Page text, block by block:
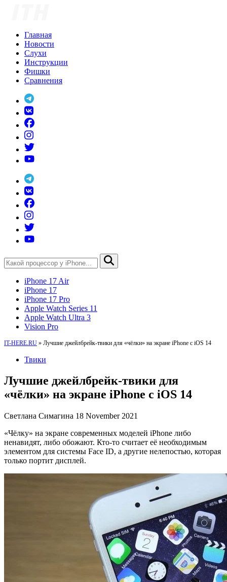
Главная
Новости
Слухи
Инструкции
Фишки
Сравнения
iPhone 17 Air
iPhone 17
iPhone 17 Pro
Apple Watch Series 11
Apple Watch Ultra 3
Vision Pro
IT-HERE.RU » Лучшие джейлбрейк-твики для «чёлки» на экране iPhone с iOS 14
Твики
Лучшие джейлбрейк-твики для
«чёлки» на экране iPhone с iOS 14
Светлана Симагина 18 November 2021
«Чёлку» на экране современных моделей iPhone либо
ненавидят, либо обожают. Кто-то считает её необходимым
элементом для системы Face ID, а другие нелепостью, которая
только портит дисплей.